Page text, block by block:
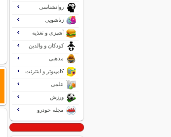
روانشناسی
زناشویی
آشپزی و تغذیه
کودکان و والدین
مذهبی
کامپیوتر و اینترنت
علمی
ورزش
مجله خودرو